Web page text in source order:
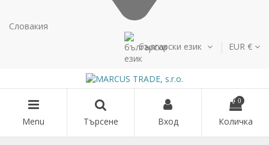
Словакия
български език
EUR €
Menu Търсене Вход
0
Количка